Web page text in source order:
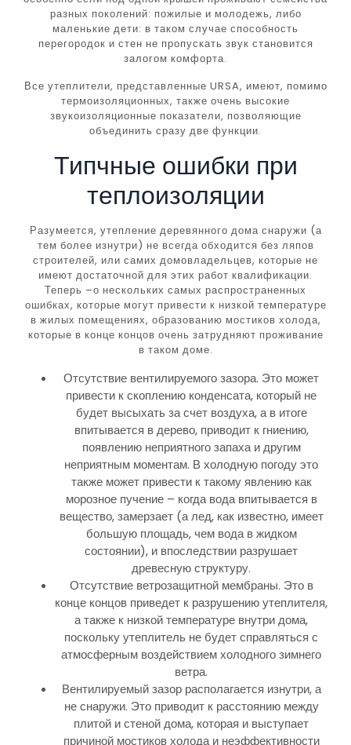
разных поколений: пожилые и молодежь, либо
маленькие дети: в таком случае способность
перегородок и стен не пропускать звук становится
залогом комфорта.
Все утеплители, представленные URSA, имеют, помимо
термоизоляционных, также очень высокие
звукоизоляционные показатели, позволяющие
объединить сразу две функции.
Типчные ошибки при
теплоизоляции
Разумеется, утепление деревянного дома снаружи (а
тем более изнутри) не всегда обходится без ляпов
строителей, или самих домовладельцев, которые не
имеют достаточной для этих работ квалификации.
Теперь –о нескольких самых распространенных
ошибках, которые могут привести к низкой температуре
в жилых помещениях, образованию мостиков холода,
которые в конце концов очень затрудняют проживание
в таком доме.
Отсутствие вентилируемого зазора. Это может
привести к скоплению конденсата, который не
будет высыхать за счет воздуха, а в итоге
впитывается в дерево, приводит к гниению,
появлению неприятного запаха и другим
неприятным моментам. В холодную погоду это
также может привести к такому явлению как
морозное пучение – когда вода впитывается в
вещество, замерзает (а лед, как известно, имеет
большую площадь, чем вода в жидком
состоянии), и впоследствии разрушает
древесную структуру.
Отсутствие ветрозащитной мембраны. Это в
конце концов приведет к разрушению утеплителя,
а также к низкой температуре внутри дома,
поскольку утеплитель не будет справляться с
атмосферным воздействием холодного зимнего
ветра.
Вентилируемый зазор располагается изнутри, а
не снаружи. Это приводит к расстоянию между
плитой и стеной дома, которая и выступает
причиной мостиков холода и неэффективности